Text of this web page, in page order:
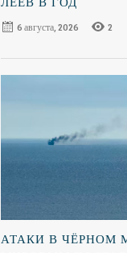
6 августа, 2026
2
АТАКИ В ЧЁРНОМ